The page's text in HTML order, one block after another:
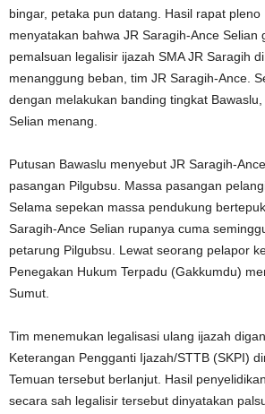
bingar, petaka pun datang. Hasil rapat pleno
menyatakan bahwa JR Saragih-Ance Selian
pemalsuan legalisir ijazah SMA JR Saragih
menanggung beban, tim JR Saragih-Ance.
dengan melakukan banding tingkat
Selian menang.
Putusan Bawaslu menyebut JR Saragih-
pasangan Pilgubsu. Massa pasangan
Selama sepekan massa pendukung
Saragih-Ance Selian rupanya cuma
petarung Pilgubsu. Lewat seorang pelapor
Penegakan Hukum Terpadu (Gakkumdu)
Sumut.
Tim menemukan legalisasi ulang ijazah
Keterangan Pengganti Ijazah/STTB (SKPI)
Temuan tersebut berlanjut. Hasil
secara sah legalisir tersebut dinyatakan